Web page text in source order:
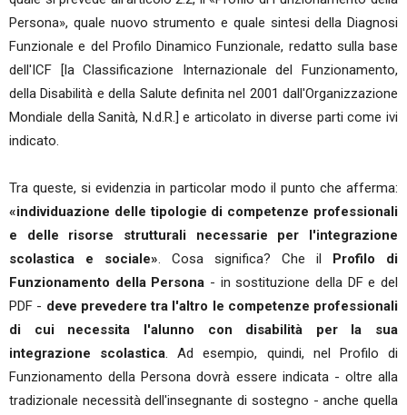
Persona», quale nuovo strumento e quale sintesi della Diagnosi
Funzionale e del Profilo Dinamico Funzionale, redatto sulla base
dell'ICF [la Classificazione Internazionale del Funzionamento,
della Disabilità e della Salute definita nel 2001 dall'Organizzazione
Mondiale della Sanità, N.d.R.] e articolato in diverse parti come ivi
indicato.
Tra queste, si evidenzia in particolar modo il punto che afferma:
«individuazione delle tipologie di competenze professionali
e delle risorse strutturali necessarie per l'integrazione
scolastica e sociale». Cosa significa? Che il Profilo di
Funzionamento della Persona - in sostituzione della DF e del
PDF - deve prevedere tra l'altro le competenze professionali
di cui necessita l'alunno con disabilità per la sua
integrazione scolastica. Ad esempio, quindi, nel Profilo di
Funzionamento della Persona dovrà essere indicata - oltre alla
tradizionale necessità dell'insegnante di sostegno - anche quella